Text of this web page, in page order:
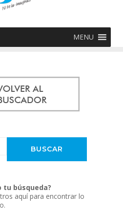
MENU
tu búsqueda?
aquí para encontrar lo